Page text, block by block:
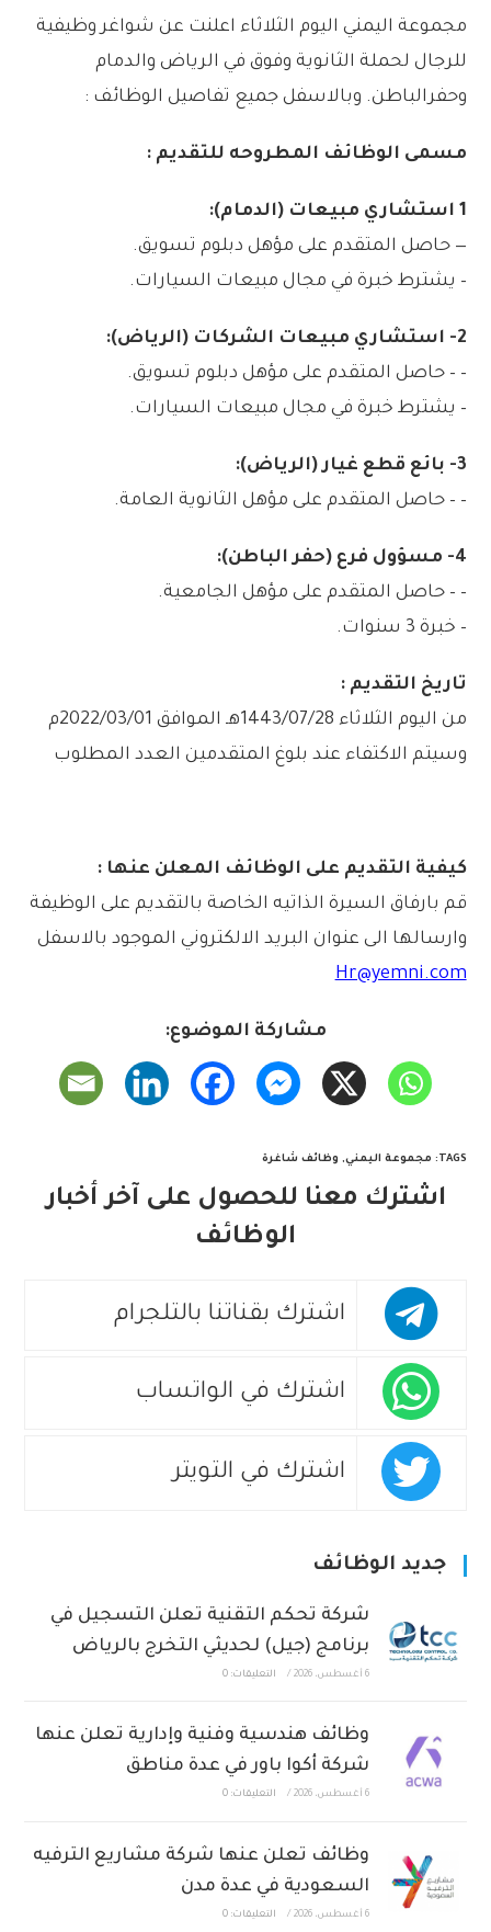
مجموعة اليمني اليوم الثلاثاء اعلنت عن شواغر وظيفية
للرجال لحملة الثانوية وفوق في الرياض والدمام
وحفرالباطن. وبالاسفل جميع تفاصيل الوظائف :
مسمى الوظائف المطروحه للتقديم :
1 استشاري مبيعات (الدمام):
— حاصل المتقدم على مؤهل دبلوم تسويق.
– يشترط خبرة في مجال مبيعات السيارات.
2- استشاري مبيعات الشركات (الرياض):
– – حاصل المتقدم على مؤهل دبلوم تسويق.
– يشترط خبرة في مجال مبيعات السيارات.
3- بائع قطع غيار (الرياض):
– – حاصل المتقدم على مؤهل الثانوية العامة.
4- مسؤول فرع (حفر الباطن):
– – حاصل المتقدم على مؤهل الجامعية.
– خبرة 3 سنوات.
تاريخ التقديم :
من اليوم الثلاثاء 1443/07/28هـ الموافق 2022/03/01م
وسيتم الاكتفاء عند بلوغ المتقدمين العدد المطلوب
كيفية التقديم على الوظائف المعلن عنها :
قم بارفاق السيرة الذاتيه الخاصة بالتقديم على الوظيفة
وارسالها الى عنوان البريد الالكتروني الموجود بالاسفل
Hr@yemni.com
مشاركة الموضوع:
TAGS
: مجموعة اليمني, وظائف شاغرة
اشترك معنا للحصول على آخر أخبار
الوظائف
اشترك بقناتنا بالتلجرام
اشترك في الواتساب
اشترك في التويتر
جديد الوظائف
شركة تحكم التقنية تعلن التسجيل في
برنامج (جيل) لحديثي التخرج بالرياض
6 أغسطس، 2026 / التعليقات: 0
وظائف هندسية وفنية وإدارية تعلن عنها
شركة أكوا باور في عدة مناطق
6 أغسطس، 2026 / التعليقات: 0
وظائف تعلن عنها شركة مشاريع الترفيه
السعودية في عدة مدن
6 أغسطس، 2026 / التعليقات: 0